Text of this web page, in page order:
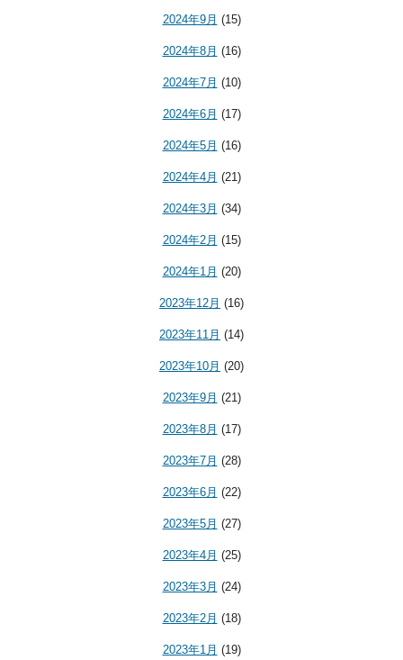
2024年9月 (15)
2024年8月 (16)
2024年7月 (10)
2024年6月 (17)
2024年5月 (16)
2024年4月 (21)
2024年3月 (34)
2024年2月 (15)
2024年1月 (20)
2023年12月 (16)
2023年11月 (14)
2023年10月 (20)
2023年9月 (21)
2023年8月 (17)
2023年7月 (28)
2023年6月 (22)
2023年5月 (27)
2023年4月 (25)
2023年3月 (24)
2023年2月 (18)
2023年1月 (19)